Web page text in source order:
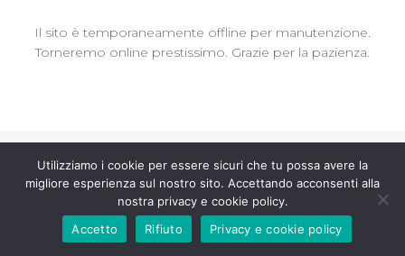
Il sito è temporaneamente offline per manutenzione.
Torneremo online prestissimo. Grazie per la pazienza.
Utilizziamo i cookie per essere sicuri che tu possa avere la
migliore esperienza sul nostro sito. Accettando acconsenti alla
nostra privacy e cookie policy.
Accetto
Rifiuto Privacy e cookie policy